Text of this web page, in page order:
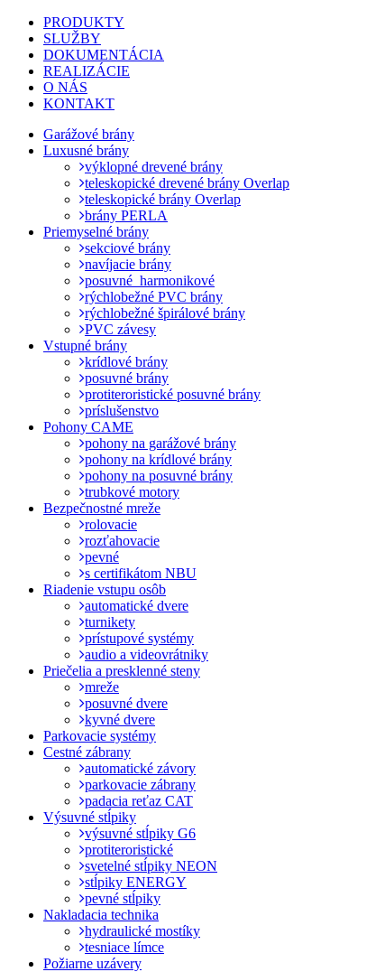
PRODUKTY
SLUŽBY
DOKUMENTÁCIA
REALIZÁCIE
O NÁS
KONTAKT
Garážové brány
Luxusné brány
výklopné drevené brány
teleskopické drevené brány Overlap
teleskopické brány Overlap
brány PERLA
Priemyselné brány
sekciové brány
navíjacie brány
posuvné_harmonikové
rýchlobežné PVC brány
rýchlobežné špirálové brány
PVC závesy
Vstupné brány
krídlové brány
posuvné brány
protiteroristické posuvné brány
príslušenstvo
Pohony CAME
pohony na garážové brány
pohony na krídlové brány
pohony na posuvné brány
trubkové motory
Bezpečnostné mreže
rolovacie
rozťahovacie
pevné
s certifikátom NBU
Riadenie vstupu osôb
automatické dvere
turnikety
prístupové systémy
audio a videovrátniky
Priečelia a presklenné steny
mreže
posuvné dvere
kyvné dvere
Parkovacie systémy
Cestné zábrany
automatické závory
parkovacie zábrany
padacia reťaz CAT
Výsuvné stĺpiky
výsuvné stĺpiky G6
protiteroristické
svetelné stĺpiky NEON
stĺpiky ENERGY
pevné stĺpiky
Nakladacia technika
hydraulické mostíky
tesniace límce
Požiarne uzávery